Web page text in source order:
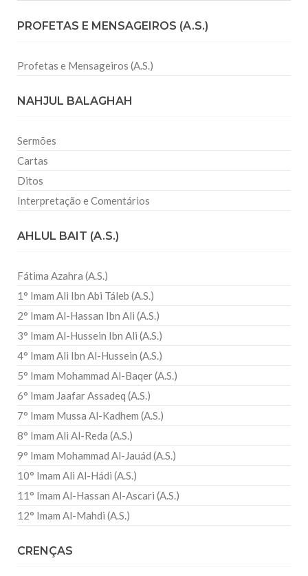
PROFETAS E MENSAGEIROS (A.S.)
Profetas e Mensageiros (A.S.)
NAHJUL BALAGHAH
Sermões
Cartas
Ditos
Interpretação e Comentários
AHLUL BAIT (A.S.)
Fátima Azahra (A.S.)
1° Imam Ali Ibn Abi Táleb (A.S.)
2° Imam Al-Hassan Ibn Ali (A.S.)
3° Imam Al-Hussein Ibn Ali (A.S.)
4° Imam Ali Ibn Al-Hussein (A.S.)
5° Imam Mohammad Al-Baqer (A.S.)
6° Imam Jaafar Assadeq (A.S.)
7° Imam Mussa Al-Kadhem (A.S.)
8° Imam Ali Al-Reda (A.S.)
9° Imam Mohammad Al-Jauád (A.S.)
10° Imam Ali Al-Hádi (A.S.)
11° Imam Al-Hassan Al-Ascari (A.S.)
12° Imam Al-Mahdi (A.S.)
CRENÇAS